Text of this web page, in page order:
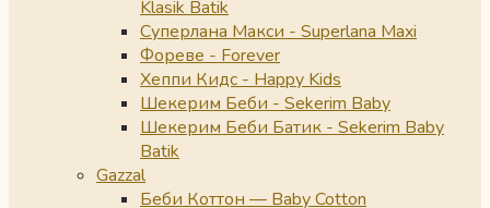
Klasik Batik
Суперлана Макси - Superlana Maxi
Фореве - Forever
Хеппи Кидс - Happy Kids
Шекерим Беби - Sekerim Baby
Шекерим Беби Батик - Sekerim Baby
Batik
Gazzal
Беби Коттон — Baby Cotton